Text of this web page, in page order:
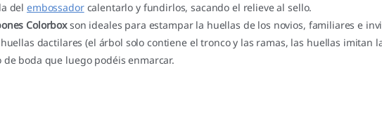
delembossadorcalentarlo y fundirlos, sacando el relieve al sello.
Colorboxson ideales para estampar la huellas de los novios, familiares e
dactilares (el árbol solo contiene el tronco y las ramas, las huellas imitan
de boda que luego podéis enmarcar.